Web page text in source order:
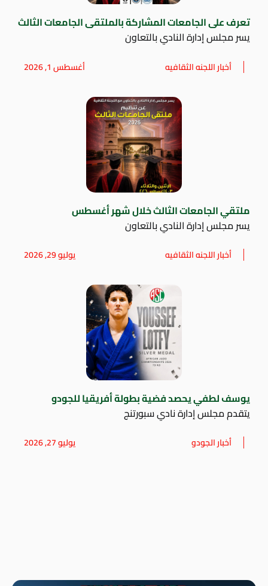
تعرف على الجامعات المشاركة بالملتقى الجامعات الثالث
يسر مجلس إدارة النادي بالتعاون
أخبار اللجنه الثقافيه أغسطس 1, 2026
ملتقي الجامعات الثالث خلال شهر أغسطس
يسر مجلس إدارة النادي بالتعاون
أخبار اللجنه الثقافيه يوليو 29, 2026
يوسف لطفي يحصد فضية بطولة أفريقيا للجودو
يتقدم مجلس إدارة نادي سبورتنج
أخبار الجودو يوليو 27, 2026